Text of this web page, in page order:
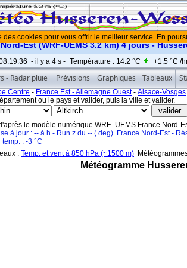
Est (WRF-UEMS 3.2 km) 4 jours -
- il y a4 s - Température : 14.2 °C +1.5 °C /
- Radar pluie Prévisions Graphiques Tableaux
Centre - France Est - Allemagne Ouest - Alsace-Vosges
ou le pays et valider, puis la ville et valider.
le modèle numérique WRF- UEMS France Nord-
à jour : -- à h - Run z du -- ( deg). France Nord-Est -
: -3 °C
: Temp. et vent à 850 hPa (~1500 m)
Météogramme
des cookies pour vous offrir le meilleur service. En